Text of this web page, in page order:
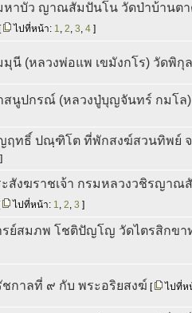
หาบัว ญาณสัมปันโน วัดป่าบ้านต
[ ไปที่หน้า: 1, 2, 3, 4 ]
มุนี (หลวงพ่อแพ เขมังกโร) วัดพิกุ
สนูปกรณ์ (หลวงปู่บุญจันทร์ กมโล)
ฤทธิ์ ปณฺฑิโต ที่พักสงฆ์สวนทิพย์
]
ะสังฆราชเจ้า กรมหลวงวชิรญาณ
[ ไปที่หน้า: 1, 2, 3 ]
รย์สมภพ โชติปัญโญ วัดไตรสิกขา
ชกาลที่ ๙ กับ พระอริยสงฆ์ [ ไปที่ห